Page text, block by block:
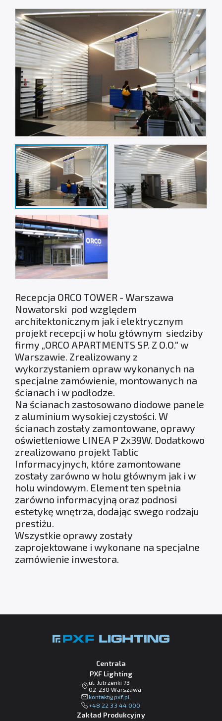
Recepcja ORCO TOWER - Warszawa
Nowatorski pod względem
architektonicznym jak i elektrycznym
projekt recepcji w holu głównym siedziby
firmy „ORCO APARTMENTS SP. Z O.O." w
Warszawie. Zrealizowany z
wykorzystaniem opraw wykonanych na
specjalne zamówienie, montowanych na
ścianach i w podłodze.
Na ścianach zastosowano diodowe panele
z aluminium wysokiej czystości. W
ścianach zostały zamontowane, oprawy
oświetleniowe LINEA P 2x39W. Dodatkowo
zrealizowano projekt Tablic
Informacyjnych, które zamontowane
zostały zarówno w holu głównym jak i w
holu windowym. Element ten spełnia
zarówno informacyjną oraz podnosi
estetykę wnętrza, dodając swego rodzaju
prestiżu.
Wszystkie oprawy zostały
zaprojektowane i wykonane na specjalne
zamówienie inwestora.
Centrala
PXF Lighting
ul. Jutrzenki 73
02-230 Warszawa
lp.fxp@tkatnok
+48 22 33 44 000
Zakład Produkcyjny